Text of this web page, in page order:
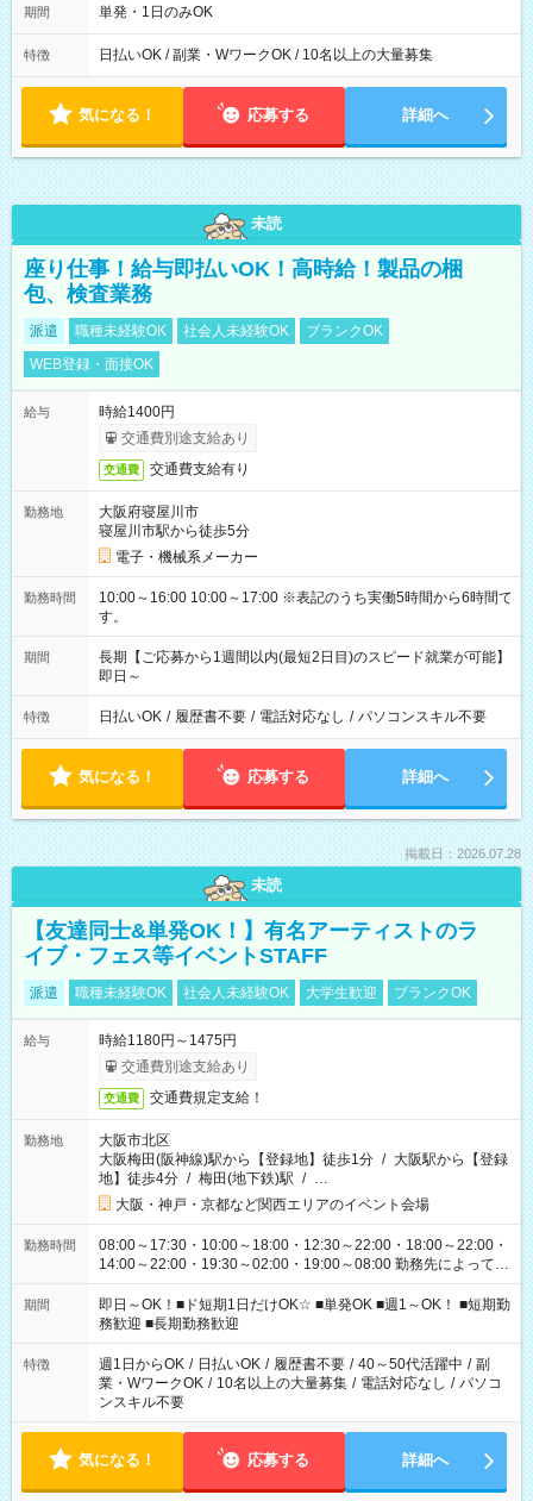
期間 単発・1日のみOK
特徴 日払いOK / 副業・WワークOK / 10名以上の大量募集
気になる！ 応募する 詳細へ
未読
座り仕事！給与即払いOK！高時給！製品の梱
包、検査業務
派遣 職種未経験OK 社会人未経験OK
ブランクOK
WEB登録・面接OK
給与
時給1400円
交通費別途支給あり
交通費 交通費支給有り
勤務地
大阪府寝屋川市
寝屋川市駅から徒歩5分
電子・機械系メーカー
勤務時間
10:00～16:00 10:00～17:00 ※表記のうち実働5時間から6時間で
す。
期間
長期【ご応募から1週間以内(最短2日目)のスピード就業が可能】
即日～
特徴 日払いOK / 履歴書不要 / 電話対応なし / パソコンスキル不要
気になる！ 応募する 詳細へ
掲載日：2026.07.28
未読
【友達同士&単発OK！】有名アーティストのラ
イブ・フェス等イベントSTAFF
派遣 職種未経験OK 社会人未経験OK 大学生歓迎 ブランクOK
給与
時給1180円～1475円
交通費別途支給あり
交通費 交通費規定支給！
勤務地
大阪市北区
大阪梅田(阪神線)駅から【登録地】徒歩1分 / 大阪駅から【登録
地】徒歩4分 / 梅田(地下鉄)駅 / …
大阪・神戸・京都など関西エリアのイベント会場
勤務時間
08:00～17:30・10:00～18:00・12:30～22:00・18:00～22:00・
14:00～22:00・19:30～02:00・19:00～08:00 勤務先によって勤
務時間は変わります！ イベント案件増加中！ 長時間から短時間
まで様々な勤務時間をご用意してますので 働ける日だけご勤務
ください！ ぜひご希望をお聞かせください(*^^*)
期間
即日～OK！■ド短期1日だけOK☆ ■単発OK ■週1～OK！ ■短期勤
務歓迎 ■長期勤務歓迎
特徴 週1日からOK / 日払いOK / 履歴書不要 / 40～50代活躍中 / 副
業・WワークOK / 10名以上の大量募集 / 電話対応なし / パソコ
ンスキル不要
気になる！ 応募する 詳細へ